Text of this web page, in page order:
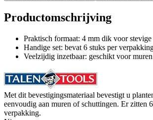
Productomschrijving
Praktisch formaat: 4 mm dik voor
Handige set: bevat 6 stuks per
Veelzijdig inzetbaar: geschikt voor
Met dit bevestigingsmateriaal bevestigt u
eenvoudig aan muren of schuttingen. Er zitten
verpakking.